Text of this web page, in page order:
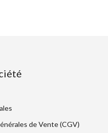
de Vente (CGV)